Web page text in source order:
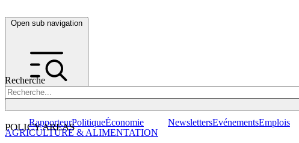
Open sub navigation
Recherche
POLICY AREAS
RapporteurPolitiqueÉconomie NewslettersEvénementsEmplois
AGRICULTURE & ALIMENTATION